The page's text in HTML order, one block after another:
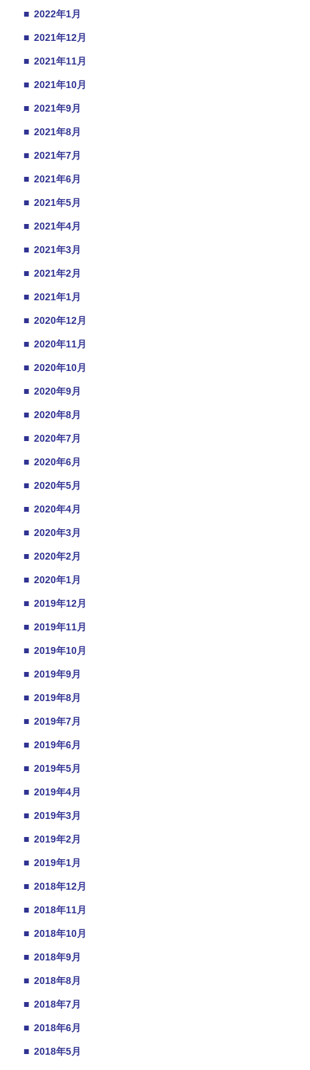
■ 2022年1月
■ 2021年12月
■ 2021年11月
■ 2021年10月
■ 2021年9月
■ 2021年8月
■ 2021年7月
■ 2021年6月
■ 2021年5月
■ 2021年4月
■ 2021年3月
■ 2021年2月
■ 2021年1月
■ 2020年12月
■ 2020年11月
■ 2020年10月
■ 2020年9月
■ 2020年8月
■ 2020年7月
■ 2020年6月
■ 2020年5月
■ 2020年4月
■ 2020年3月
■ 2020年2月
■ 2020年1月
■ 2019年12月
■ 2019年11月
■ 2019年10月
■ 2019年9月
■ 2019年8月
■ 2019年7月
■ 2019年6月
■ 2019年5月
■ 2019年4月
■ 2019年3月
■ 2019年2月
■ 2019年1月
■ 2018年12月
■ 2018年11月
■ 2018年10月
■ 2018年9月
■ 2018年8月
■ 2018年7月
■ 2018年6月
■ 2018年5月